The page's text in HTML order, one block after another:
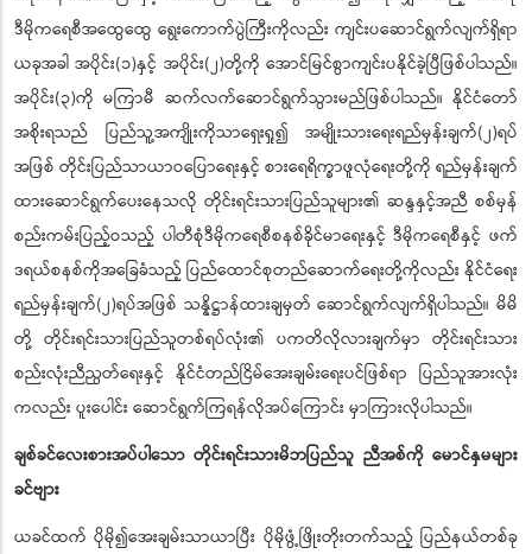
ဒီမိုကရေစီအထွေထွေ ရွေးကောက်ပွဲကြီးကိုလည်း ကျင်းပဆောင်ရွက်လျက်ရှိရာ
ယခုအခါ အပိုင်း(၁)နှင့် အပိုင်း(၂)တို့ကို အောင်မြင်စွာကျင်းပနိုင်ခဲ့ပြီဖြစ်ပါသည်။
အပိုင်း(၃)ကို မကြာမီ ဆက်လက်ဆောင်ရွက်သွားမည်ဖြစ်ပါသည်။ နိုင်ငံတော်
အစိုးရသည် ပြည်သူ့အကျိုးကိုသာရှေးရှု၍ အမျိုးသားရေးရည်မှန်းချက်(၂)ရပ်
အဖြစ် တိုင်းပြည်သာယာဝပြောရေးနှင့် စားရေရိက္ခာဖူလုံရေးတို့ကို ရည်မှန်းချက်
ထားဆောင်ရွက်ပေးနေသလို တိုင်းရင်းသားပြည်သူများ၏ ဆန္ဒနှင့်အညီ စစ်မှန်
စည်းကမ်းပြည့်ဝသည့် ပါတီစုံဒီမိုကရေစီစနစ်ခိုင်မာရေးနှင့် ဒီမိုကရေစီနှင့် ဖက်
ဒရယ်စနစ်ကိုအခြေခံသည့် ပြည်ထောင်စုတည်ဆောက်ရေးတို့ကိုလည်း နိုင်ငံရေး
ရည်မှန်းချက်(၂)ရပ်အဖြစ် သန္နိဋ္ဌာန်ထားချမှတ် ဆောင်ရွက်လျက်ရှိပါသည်။ မိမိ
တို့ တိုင်းရင်းသားပြည်သူတစ်ရပ်လုံး၏ ပကတိလိုလားချက်မှာ တိုင်းရင်းသား
စည်းလုံးညီညွတ်ရေးနှင့် နိုင်ငံတည်ငြိမ်အေးချမ်းရေးပင်ဖြစ်ရာ ပြည်သူအားလုံး
ကလည်း ပူးပေါင်း ဆောင်ရွက်ကြရန်လိုအပ်ကြောင်း မှာကြားလိုပါသည်။
ချစ်ခင်လေးစားအပ်ပါသော တိုင်းရင်းသားမိဘပြည်သူ ညီအစ်ကို မောင်နှမများ
ခင်ဗျား
ယခင်ထက် ပိုမို၍အေးချမ်းသာယာပြီး ပိုမိုဖွံ့ဖြိုးတိုးတက်သည့် ပြည်နယ်တစ်ခု